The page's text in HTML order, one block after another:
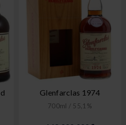
Glenfarclas 1974
700ml / 55,1%